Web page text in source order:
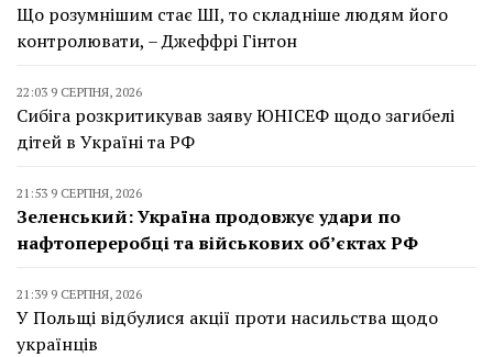
Що розумнішим стає ШІ, то складніше людям його
контролювати, – Джеффрі Гінтон
22:03 9 СЕРПНЯ, 2026
Сибіга розкритикував заяву ЮНІСЕФ щодо загибелі
дітей в Україні та РФ
21:53 9 СЕРПНЯ, 2026
Зеленський: Україна продовжує удари по
нафтопереробці та військових об’єктах РФ
21:39 9 СЕРПНЯ, 2026
У Польщі відбулися акції проти насильства щодо
українців